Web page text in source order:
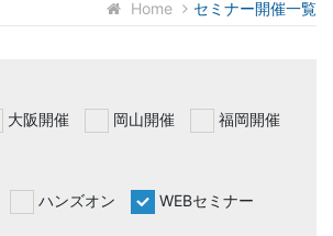
Home セミナー開催一覧
大阪開催 岡山開催 福岡開催
ハンズオン WEBセミナー